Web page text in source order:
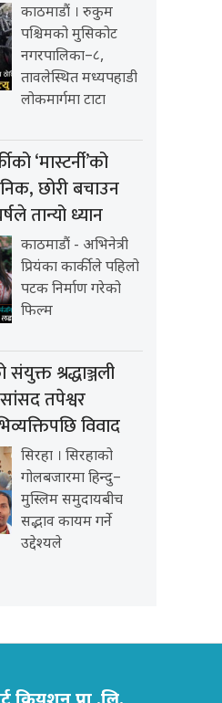
काठमाडौं । रुकुम
पश्चिमको मुसिकोट
नगरपालिका–८,
तावलेस्थित मध्यपहाडी
लोकमार्गमा टाटा
‘मास्टर्नी’को
छोरी बचाउन
तान्यो ध्यान
काठमाडौं - अभिनेत्री
प्रियंका कार्कीले पहिलो
पटक निर्माण गरेको
फिल्म
श्रद्धाञ्जली
तपेश्वर
विवाद
सिरहा । सिरहाको
गोलबजारमा हिन्दु–
मुस्लिम समुदायबीच
सद्भाव कायम गर्ने
उद्देश्यले